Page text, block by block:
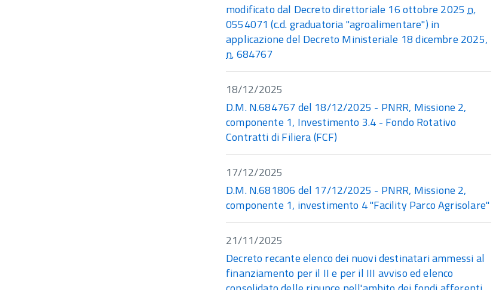
modificato dal Decreto direttoriale 16 ottobre 2025n.
0554071 (c.d. graduatoria "agroalimentare") in
applicazione del Decreto Ministeriale 18 dicembre 2025,
n.684767
18/12/2025
D.M. N.684767 del 18/12/2025 - PNRR, Missione 2,
componente 1, Investimento 3.4 - Fondo Rotativo
Contratti di Filiera (FCF)
17/12/2025
D.M. N.681806 del 17/12/2025 - PNRR, Missione 2,
componente 1, investimento 4 "Facility Parco Agrisolare"
21/11/2025
Decreto recante elenco dei nuovi destinatari ammessi al
finanziamento per il II e per il III avviso ed elenco